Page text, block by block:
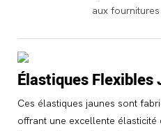
aux
Élastiques Flexibles
Ces élastiques jaunes sont
offrant une excellente